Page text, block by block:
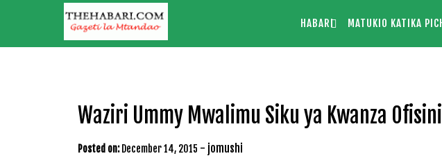
HABARI MATUKIO KATIKA
Waziri Ummy Mwalimu Siku ya Kwanza Ofisini
Posted on: December 14, 2015 - jomushi